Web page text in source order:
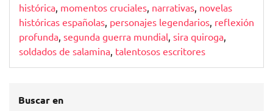
histórica, momentos cruciales, narrativas, novelas
históricas españolas, personajes legendarios, reflexión
profunda, segunda guerra mundial, sira quiroga,
soldados de salamina, talentosos escritores
Buscar en